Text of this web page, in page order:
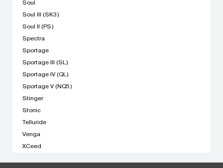
Soul
Soul III (SK3)
Soul II (PS)
Spectra
Sportage
Sportage III (SL)
Sportage IV (QL)
Sportage V (NQ5)
Stinger
Stonic
Telluride
Venga
XCeed